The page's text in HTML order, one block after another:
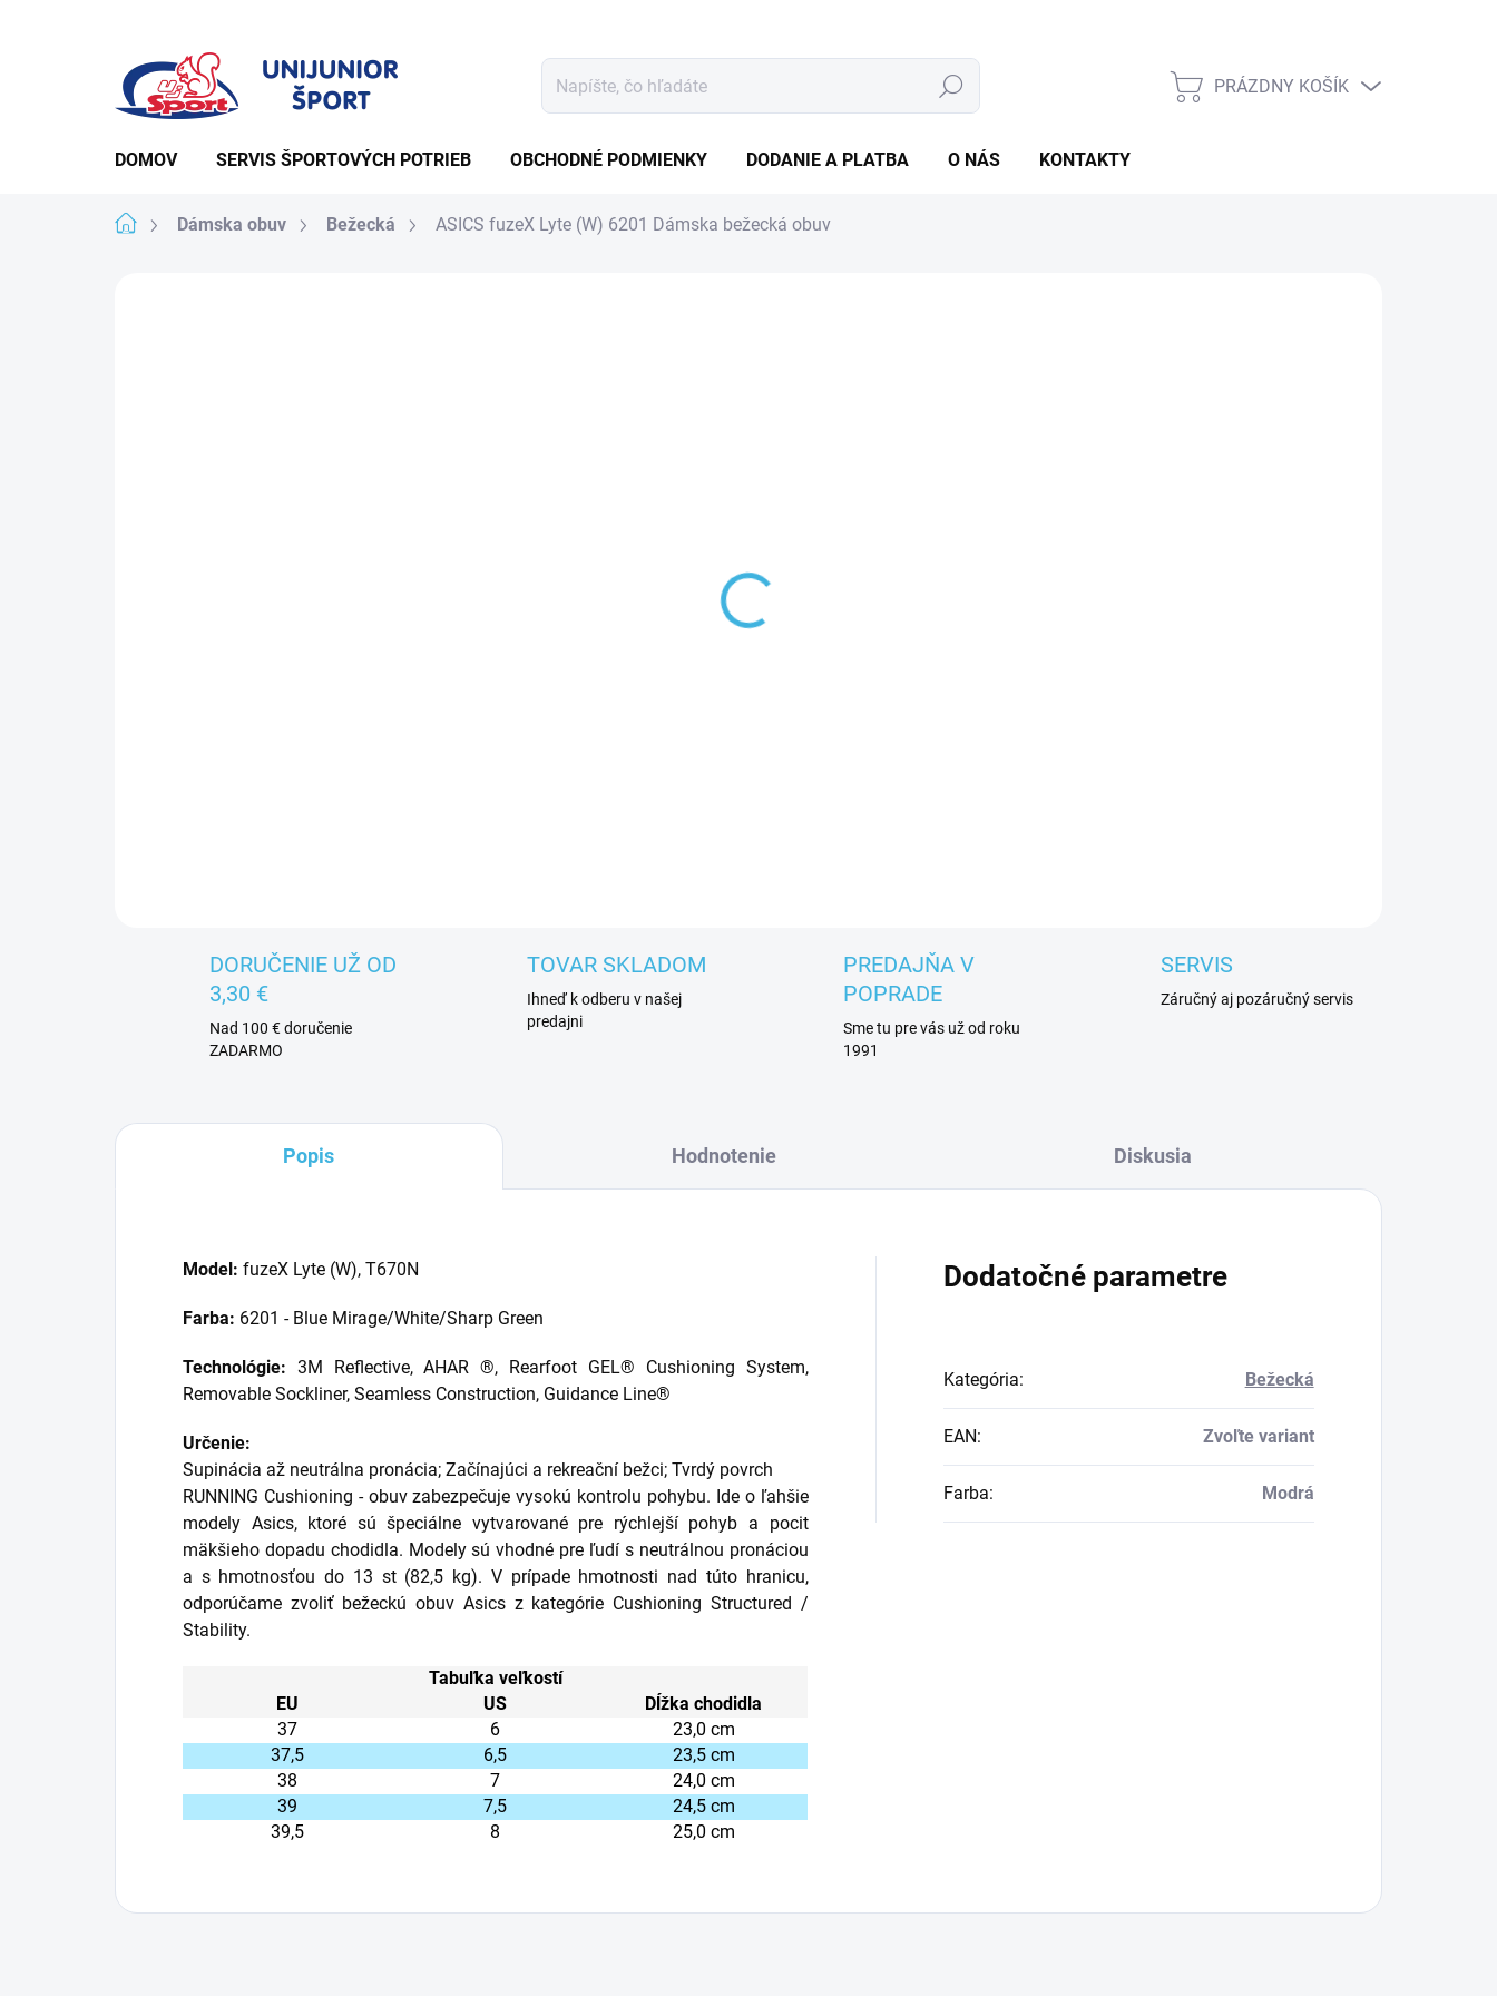
Hľadať
NÁKUPNÝ
PRÁZDNY KOŠÍK
DOMOV SERVIS ŠPORTOVÝCH POTRIEB OBCHODNÉ PODMIENKY DODANIE A PLATBA O NÁS KONTAKTY
DomovDámska obuv Bežecká ASICS fuzeX Lyte (W) 6201 Dámska bežecká obuv
DORUČENIE UŽ OD
3,30 €
Nad 100 € doručenie
ZADARMO
TOVAR SKLADOM
Ihneď k odberu v našej
predajni
PREDAJŇA V
POPRADE
Sme tu pre vás už od roku
1991
SERVIS
Záručný aj pozáručný servis
Popis Hodnotenie Diskusia
Model: fuzeX Lyte (W), T670N
Farba: 6201 - Blue Mirage/White/Sharp Green
Technológie: 3M Reflective, AHAR ®, Rearfoot GEL® Cushioning System,
Removable Sockliner, Seamless Construction, Guidance Line®
Určenie:
Supinácia až neutrálna pronácia; Začínajúci a rekreační bežci; Tvrdý povrch
RUNNING Cushioning - obuv zabezpečuje vysokú kontrolu pohybu. Ide o ľahšie
modely Asics, ktoré sú špeciálne vytvarované pre rýchlejší pohyb a pocit
mäkšieho dopadu chodidla. Modely sú vhodné pre ľudí s neutrálnou pronáciou
a s hmotnosťou do 13 st (82,5 kg). V prípade hmotnosti nad túto hranicu,
odporúčame zvoliť bežeckú obuv Asics z kategórie Cushioning Structured /
Stability.
Tabuľka veľkostí
EU
US
Dĺžka chodidla
37
6
23,0 cm
37,5
6,5
23,5 cm
38
7
24,0 cm
39
7,5
24,5 cm
39,5
8 25,0 cm
Dodatočné parametre
Kategória: Bežecká
EAN: Zvoľte variant
Farba: Modrá